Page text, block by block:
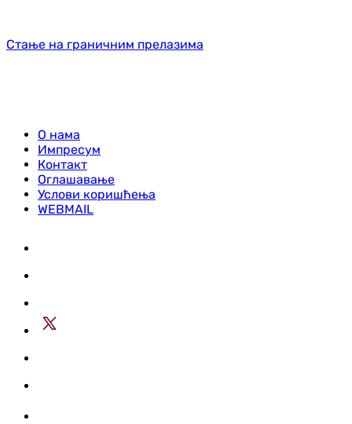
Стање на граничним прелазима
О нама
Импресум
Контакт
Оглашавање
Услови коришћења
WEBMAIL